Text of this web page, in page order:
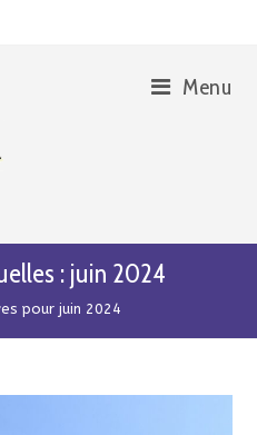
Menu
: juin 2024
pour juin 2024